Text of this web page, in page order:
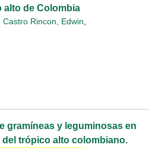
alto de Colombia
Castro Rincon, Edwin
gramíneas y leguminosas en
trópico alto colombiano.